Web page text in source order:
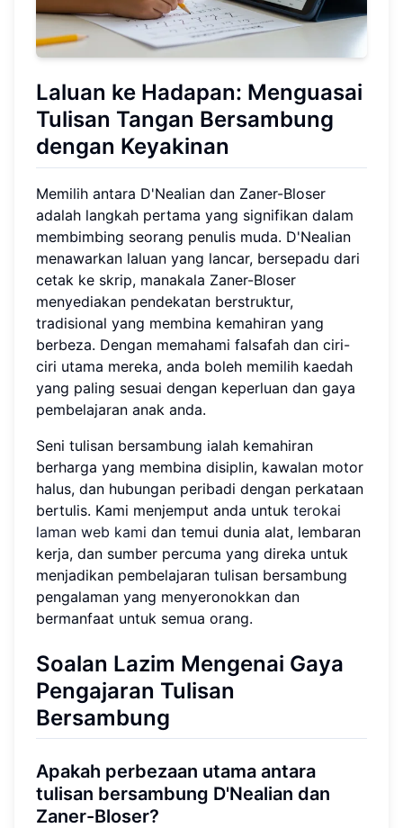
Laluan ke Hadapan: Menguasai
Tulisan Tangan Bersambung
dengan Keyakinan
Memilih antara D'Nealian dan Zaner-Bloser
adalah langkah pertama yang signifikan dalam
membimbing seorang penulis muda. D'Nealian
menawarkan laluan yang lancar, bersepadu dari
cetak ke skrip, manakala Zaner-Bloser
menyediakan pendekatan berstruktur,
tradisional yang membina kemahiran yang
berbeza. Dengan memahami falsafah dan ciri-
ciri utama mereka, anda boleh memilih kaedah
yang paling sesuai dengan keperluan dan gaya
pembelajaran anak anda.
Seni tulisan bersambung ialah kemahiran
berharga yang membina disiplin, kawalan motor
halus, dan hubungan peribadi dengan perkataan
bertulis. Kami menjemput anda untuk terokai
laman web kami dan temui dunia alat, lembaran
kerja, dan sumber percuma yang direka untuk
menjadikan pembelajaran tulisan bersambung
pengalaman yang menyeronokkan dan
bermanfaat untuk semua orang.
Soalan Lazim Mengenai Gaya
Pengajaran Tulisan
Bersambung
Apakah perbezaan utama antara
tulisan bersambung D'Nealian dan
Zaner-Bloser?